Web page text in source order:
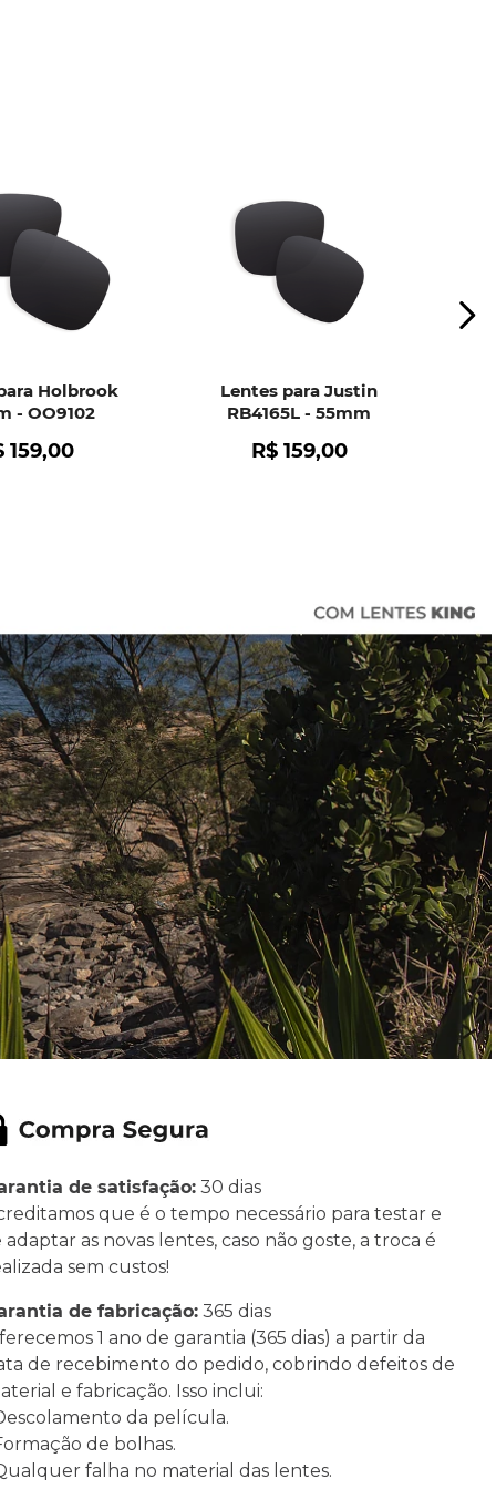
Holbrook
- OO9102
159,00
Lentes para Justin
RB4165L - 55mm
R$ 159,00
de satisfação:30 dias
que é o tempo necessário para testar e
adaptar as novas lentes, caso não goste, a troca é
sem custos!
de fabricação:365 dias
1 ano de garantia (365 dias) a partir da
de recebimento do pedido, cobrindo defeitos de
e fabricação. Isso inclui:
da película.
de bolhas.
falha no material das lentes.